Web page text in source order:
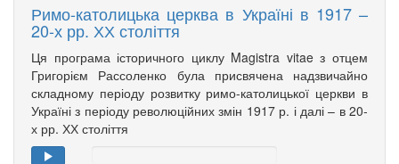
Римо-католицька церква в Україні в 1917 –
20-х рр. ХХ століття
Ця програма історичного циклу Magistra vitae з отцем
Григорієм Рассоленко була присвячена надзвичайно
складному періоду розвитку римо-католицької церкви в
Україні з періоду революційних змін 1917 р. і далі – в 20-
х рр. ХХ століття